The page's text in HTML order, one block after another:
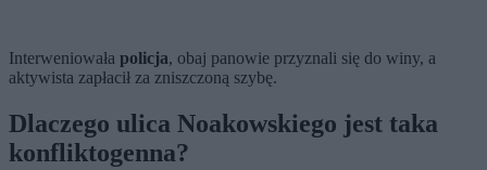
Interweniowała policja, obaj panowie przyznali się do winy, a
aktywista zapłacił za zniszczoną szybę.
Dlaczego ulica Noakowskiego jest taka
konfliktogenna?